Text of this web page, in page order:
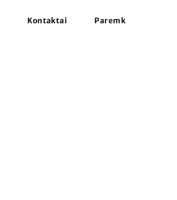
Kontaktai Paremk